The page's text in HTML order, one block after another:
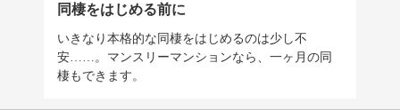
同棲をはじめる前に
いきなり本格的な同棲をはじめるのは少し不
安……。マンスリーマンションなら、一ヶ月の同
棲もできます。